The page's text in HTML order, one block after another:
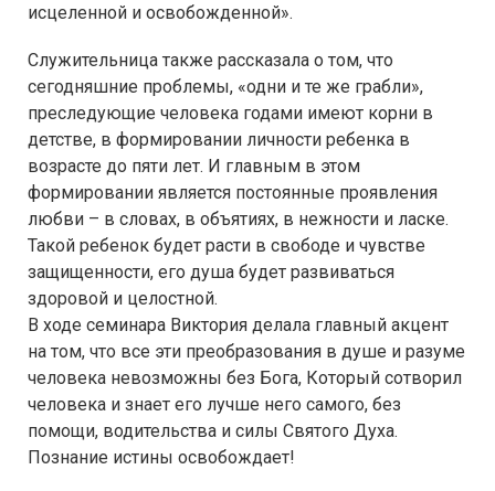
исцеленной и освобожденной».
Служительница также рассказала о том, что
сегодняшние проблемы, «одни и те же грабли»,
преследующие человека годами имеют корни в
детстве, в формировании личности ребенка в
возрасте до пяти лет. И главным в этом
формировании является постоянные проявления
любви – в словах, в объятиях, в нежности и ласке.
Такой ребенок будет расти в свободе и чувстве
защищенности, его душа будет развиваться
здоровой и целостной.
В ходе семинара Виктория делала главный акцент
на том, что все эти преобразования в душе и разуме
человека невозможны без Бога, Который сотворил
человека и знает его лучше него самого, без
помощи, водительства и силы Святого Духа.
Познание истины освобождает!